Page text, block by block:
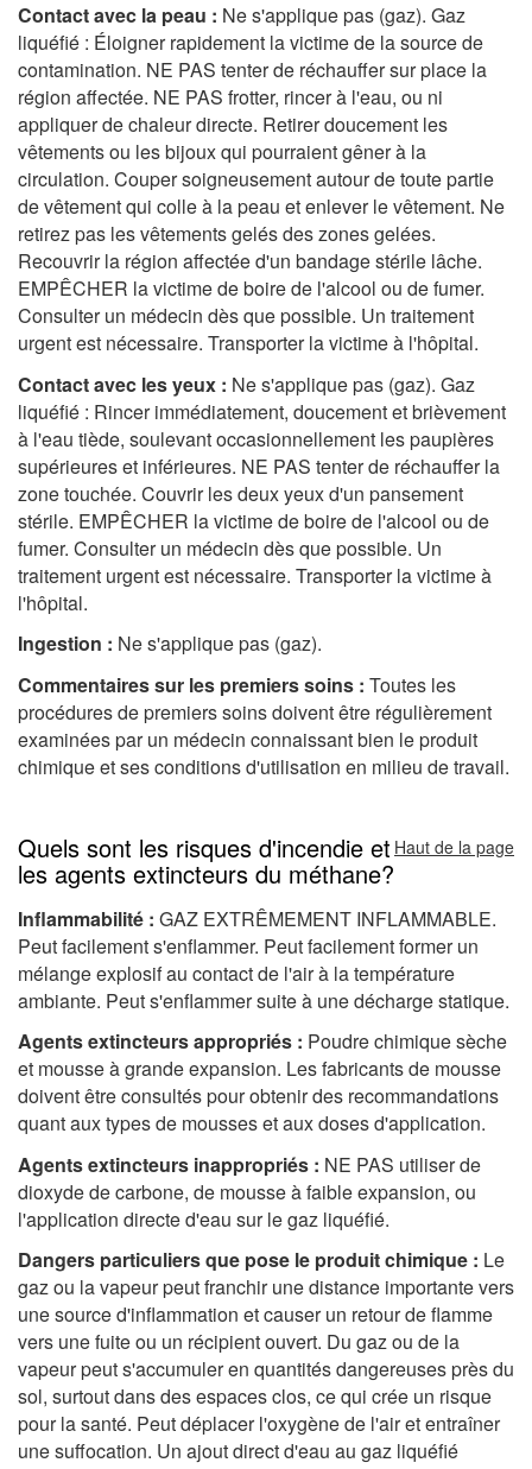
Contact avec la peau : Ne s'applique pas (gaz). Gaz
liquéfié : Éloigner rapidement la victime de la source de
contamination. NE PAS tenter de réchauffer sur place la
région affectée. NE PAS frotter, rincer à l'eau, ou ni
appliquer de chaleur directe. Retirer doucement les
vêtements ou les bijoux qui pourraient gêner à la
circulation. Couper soigneusement autour de toute partie
de vêtement qui colle à la peau et enlever le vêtement. Ne
retirez pas les vêtements gelés des zones gelées.
Recouvrir la région affectée d'un bandage stérile lâche.
EMPÊCHER la victime de boire de l'alcool ou de fumer.
Consulter un médecin dès que possible. Un traitement
urgent est nécessaire. Transporter la victime à l'hôpital.
Contact avec les yeux : Ne s'applique pas (gaz). Gaz
liquéfié : Rincer immédiatement, doucement et brièvement
à l'eau tiède, soulevant occasionnellement les paupières
supérieures et inférieures. NE PAS tenter de réchauffer la
zone touchée. Couvrir les deux yeux d'un pansement
stérile. EMPÊCHER la victime de boire de l'alcool ou de
fumer. Consulter un médecin dès que possible. Un
traitement urgent est nécessaire. Transporter la victime à
l'hôpital.
Ingestion : Ne s'applique pas (gaz).
Commentaires sur les premiers soins : Toutes les
procédures de premiers soins doivent être régulièrement
examinées par un médecin connaissant bien le produit
chimique et ses conditions d'utilisation en milieu de travail.
Quels sont les risques d'incendie et
les agents extincteurs du méthane?
Haut de la page
Inflammabilité : GAZ EXTRÊMEMENT INFLAMMABLE.
Peut facilement s'enflammer. Peut facilement former un
mélange explosif au contact de l'air à la température
ambiante. Peut s'enflammer suite à une décharge statique.
Agents extincteurs appropriés : Poudre chimique sèche
et mousse à grande expansion. Les fabricants de mousse
doivent être consultés pour obtenir des recommandations
quant aux types de mousses et aux doses d'application.
Agents extincteurs inappropriés : NE PAS utiliser de
dioxyde de carbone, de mousse à faible expansion, ou
l'application directe d'eau sur le gaz liquéfié.
Dangers particuliers que pose le produit chimique : Le
gaz ou la vapeur peut franchir une distance importante vers
une source d'inflammation et causer un retour de flamme
vers une fuite ou un récipient ouvert. Du gaz ou de la
vapeur peut s'accumuler en quantités dangereuses près du
sol, surtout dans des espaces clos, ce qui crée un risque
pour la santé. Peut déplacer l'oxygène de l'air et entraîner
une suffocation. Un ajout direct d'eau au gaz liquéfié